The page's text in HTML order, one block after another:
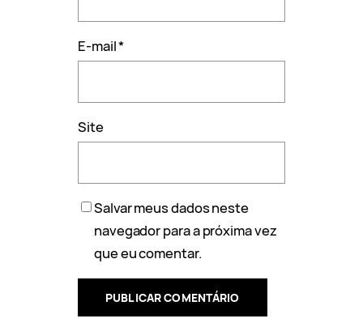
E-mail*
Site
Salvar meus dados neste
navegador para a próxima vez
que eu comentar.